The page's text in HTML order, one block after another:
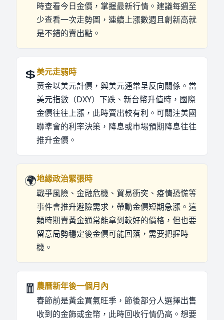
時查看今日金價，掌握最新行情。建議每週至
少查看一次走勢圖，連續上漲數週且創新高就
是不錯的賣出點。
💲美元走弱時
黃金以美元計價，與美元通常呈反向關係。當
美元指數（DXY）下跌、新台幣升值時，國際
金價往往上漲，此時賣出較有利。可關注美國
聯準會的利率決策，降息或市場預期降息往往
推升金價。
🌍地緣政治緊張時
戰爭風險、金融危機、貿易衝突、疫情恐慌等
事件會推升避險需求，帶動金價短期急漲。這
類時期賣黃金通常能拿到較好的價格，但也要
留意局勢穩定後金價可能回落，需要把握時
機。
🧧 農曆新年後一個月內
春節前是黃金買氣旺季，節後部分人選擇出售
收到的金飾或金幣，此時回收行情仍高。想要